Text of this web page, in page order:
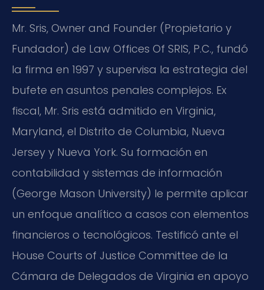
Mr. Sris, Owner and Founder (Propietario y
Fundador) de Law Offices Of SRIS, P.C., fundó
la firma en 1997 y supervisa la estrategia del
bufete en asuntos penales complejos. Ex
fiscal, Mr. Sris está admitido en Virginia,
Maryland, el Distrito de Columbia, Nueva
Jersey y Nueva York. Su formación en
contabilidad y sistemas de información
(George Mason University) le permite aplicar
un enfoque analítico a casos con elementos
financieros o tecnológicos. Testificó ante el
House Courts of Justice Committee de la
Cámara de Delegados de Virginia en apoyo